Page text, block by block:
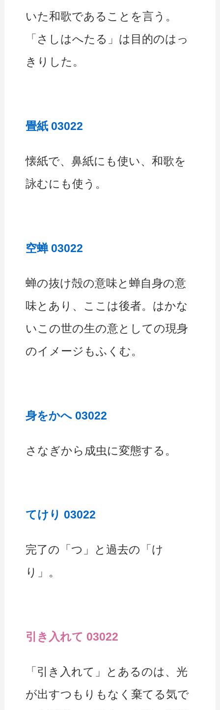
いた和歌であることを言う。
「さしはへたる」は目的のはっ
きりした。
畳紙 03022
懐紙で、鼻紙にも使い、和歌を
詠むにも使う。
空蝉 03022
蝉の抜け殻の意味と蝉自身の意
味とあり、ここは後者。はかな
いこの世の生の意としての現身
のイメージもふくむ。
身をかへ 03022
さなぎから成虫に変態する。
てけり 03022
完了の「つ」と過去の「け
り」。
引き入れて 03022
「引き入れて」とあるのは、光
が出すつもりもなく棄てる気で